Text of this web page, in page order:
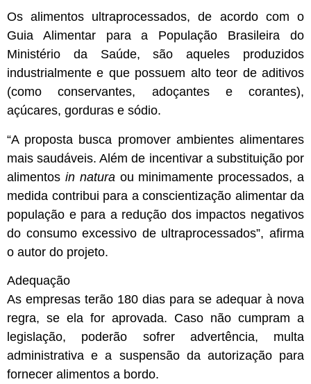
Os alimentos ultraprocessados, de acordo com o
Guia Alimentar para a População Brasileira do
Ministério da Saúde, são aqueles produzidos
industrialmente e que possuem alto teor de aditivos
(como conservantes, adoçantes e corantes),
açúcares, gorduras e sódio.
“A proposta busca promover ambientes alimentares
mais saudáveis. Além de incentivar a substituição por
alimentos in natura ou minimamente processados, a
medida contribui para a conscientização alimentar da
população e para a redução dos impactos negativos
do consumo excessivo de ultraprocessados”, afirma
o autor do projeto.
Adequação
As empresas terão 180 dias para se adequar à nova
regra, se ela for aprovada. Caso não cumpram a
legislação, poderão sofrer advertência, multa
administrativa e a suspensão da autorização para
fornecer alimentos a bordo.